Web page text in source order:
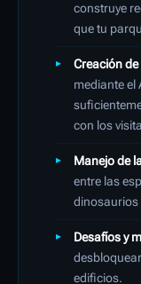
construye
que tu
Creación
mediante el
con los
Manejo de
entre las
dinosaurios
Desafíos y
edificios.